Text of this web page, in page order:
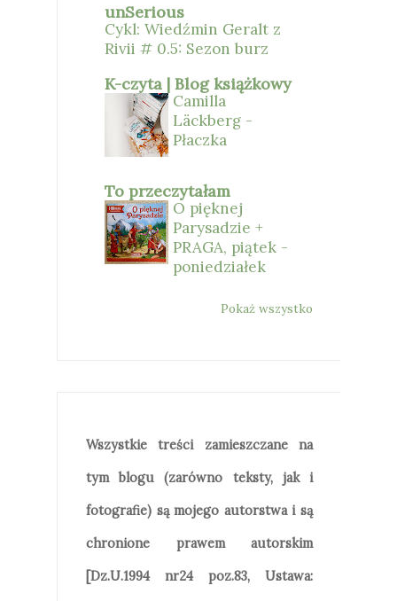
unSerious
Cykl: Wiedźmin Geralt z
Rivii # 0.5: Sezon burz
K-czyta | Blog książkowy
Camilla
Läckberg -
Płaczka
To przeczytałam
O pięknej
Parysadzie +
PRAGA, piątek -
poniedziałek
Pokaż wszystko
Wszystkie treści zamieszczane na
tym blogu (zarówno teksty, jak i
fotografie) są mojego autorstwa i są
chronione prawem autorskim
[Dz.U.1994 nr24 poz.83, Ustawa: